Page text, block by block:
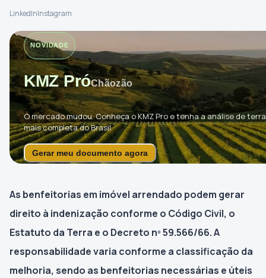
LinkedInInstagram
NOVIDADE
KMZ PróChãozão
O mercado mudou. Conheça o KMZ Pro e tenha a análise de terra
mais completa do Brasil.
Gerar meu documento agora
As benfeitorias em imóvel arrendado podem gerar
direito à indenização conforme o Código Civil, o
Estatuto da Terra e o Decreto nº 59.566/66. A
responsabilidade varia conforme a classificação da
melhoria, sendo as benfeitorias necessárias e úteis